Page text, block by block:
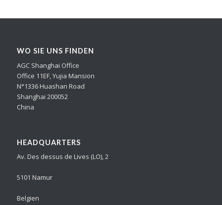
WO SIE UNS FINDEN
AGC Shanghai Office
Office 11EF, Yujia Mansion
N°1336 Huashan Road
Shanghai 200052
China
HEADQUARTERS
Av. Des dessus de Lives (LO), 2
5101 Namur
Belgien